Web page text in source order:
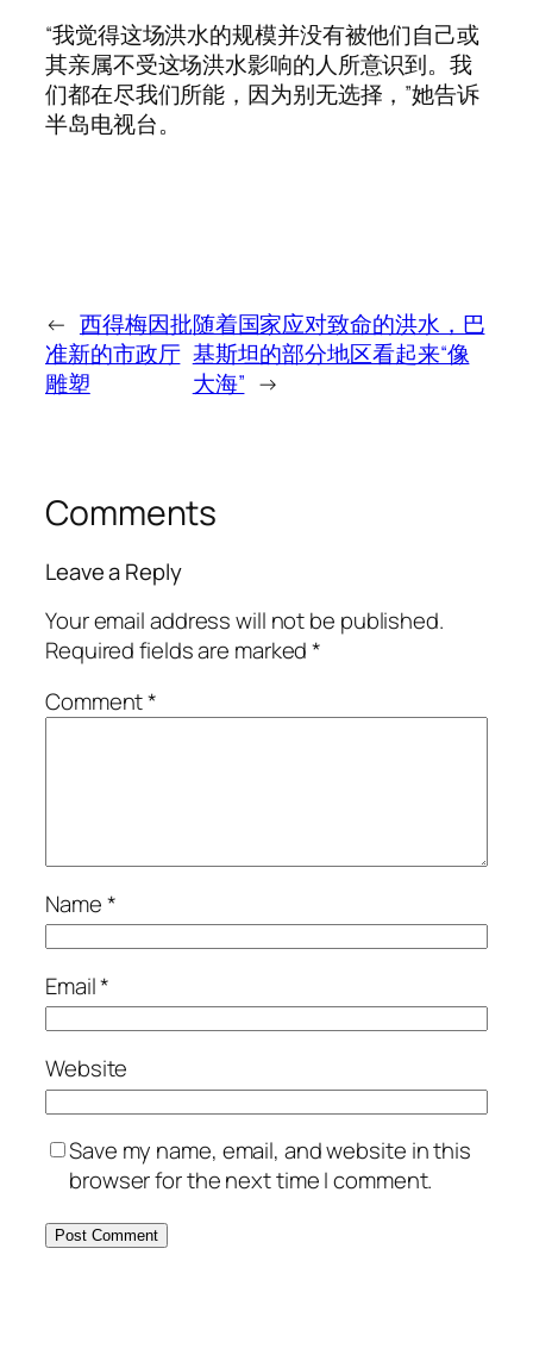
“我觉得这场洪水的规模并没有被他们自己或
其亲属不受这场洪水影响的人所意识到。我
们都在尽我们所能，因为别无选择，”她告诉
半岛电视台。
← 西得梅因批
准新的市政厅
雕塑
随着国家应对致命的洪水，巴
基斯坦的部分地区看起来“像
大海” →
Comments
Leave a Reply
Your email address will not be published.
Required fields are marked*
Comment*
Name*
Email*
Website
Save my name, email, and website in this
browser for the next time I comment.